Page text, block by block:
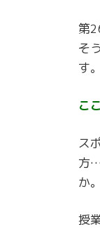
第
そ
す。
こ
ス
方
か。
授